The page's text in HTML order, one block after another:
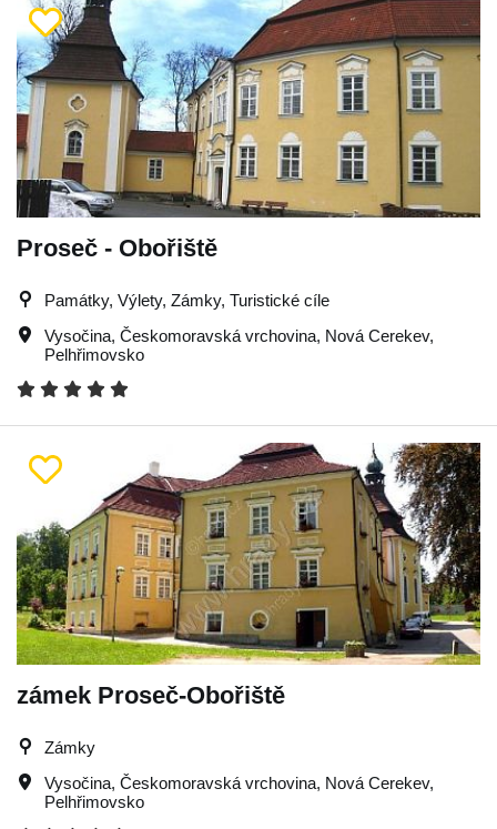
Proseč - Obořiště
Památky, Výlety, Zámky, Turistické cíle
Vysočina, Českomoravská vrchovina, Nová Cerekev,
Pelhřimovsko
zámek Proseč-Obořiště
Zámky
Vysočina, Českomoravská vrchovina, Nová Cerekev,
Pelhřimovsko